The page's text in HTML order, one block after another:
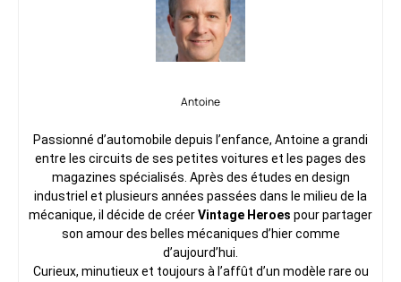
Antoine
Passionné d’automobile depuis l’enfance, Antoine a grandi
entre les circuits de ses petites voitures et les pages des
magazines spécialisés. Après des études en design
industriel et plusieurs années passées dans le milieu de la
mécanique, il décide de créerVintage Heroes pour partager
son amour des belles mécaniques d’hier comme
d’aujourd’hui.
Curieux, minutieux et toujours à l’affût d’un modèle rare ou